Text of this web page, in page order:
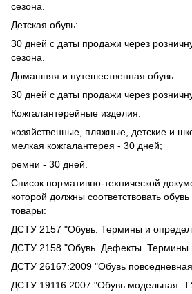
сезона.
Детская обувь:
30 дней с даты продажи через
сезона.
Домашняя и путешественная обувь:
30 дней с даты продажи через
Кожгалантерейные изделия:
хозяйственные, пляжные, детские и
мелкая кожгалантерея - 30 дней;
ремни - 30 дней.
Список нормативно-технической
которой должны соответствовать
товары:
ДСТУ 2157 "Обувь. Термины и
ДСТУ 2158 "Обувь. Дефекты. Термины
ДСТУ 26167:2009 "Обувь
ДСТУ 19116:2007 "Обувь модельная.